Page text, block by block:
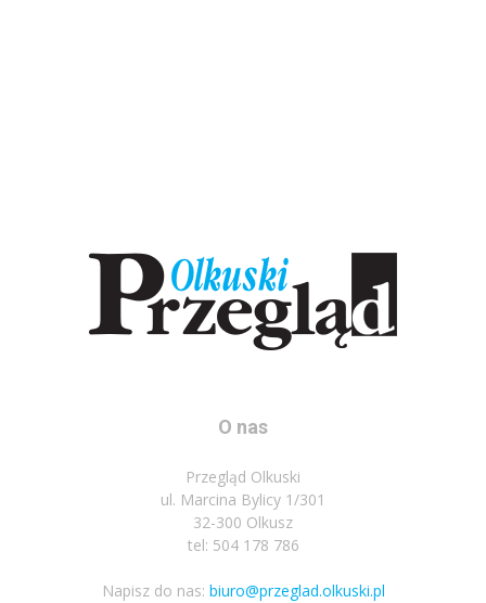
O nas
Przegląd Olkuski
ul. Marcina Bylicy 1/301
32-300 Olkusz
tel: 504 178 786
Napisz do nas: biuro@przeglad.olkuski.pl